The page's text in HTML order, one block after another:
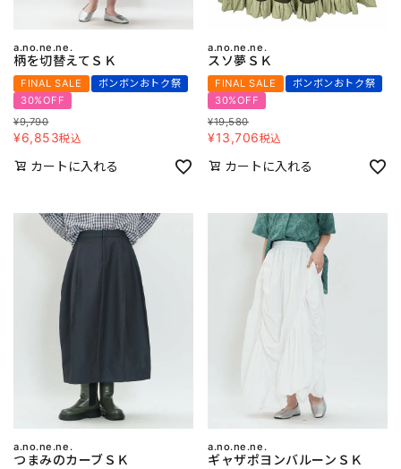
a.no.ne.ne.
柄を切替えてＳＫ
FINAL SALE
ボンボンおトク祭
30%OFF
¥9,790
¥6,853税込
カートに入れる
a.no.ne.ne.
スソ夢ＳＫ
FINAL SALE
ボンボンおトク祭
30%OFF
¥19,580
¥13,706税込
カートに入れる
a.no.ne.ne.
つまみのカーブＳＫ
a.no.ne.ne.
ギャザポヨンバルーンＳＫ